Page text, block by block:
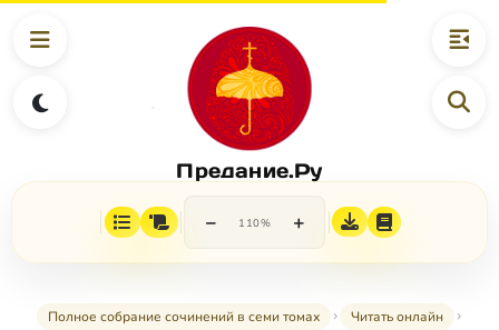
Предание.Ру
− 110% +
Полное собрание сочинений в семи томах
Читать онлайн